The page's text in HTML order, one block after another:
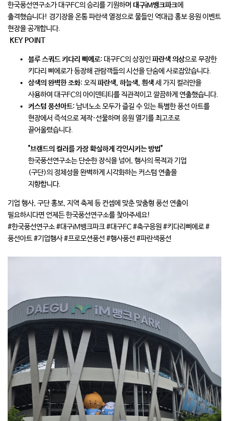
한국풍선연구소가 대구FC의 승리를 기원하며 대구iM뱅크파크에
출격했습니다! 경기장을 온통 파란색 열정으로 물들인 역대급 홍보 응원 이벤트
현장을 공개합니다.
KEY POINT
블루 스쿼드 키다리 삐에로: 대구FC의 상징인 파란색 의상으로 무장한
키다리 삐에로가 등장해 관람객들의 시선을 단숨에 사로잡았습니다.
삼색의 완벽한 조화: 오직 파란색, 하늘색, 흰색세 가지 컬러만을
사용하여 대구FC의 아이덴티티를 직관적이고 깔끔하게 연출했습니다.
커스텀 풍선아트: 남녀노소 모두가 즐길 수 있는 특별한 풍선 아트를
현장에서 즉석으로 제작·선물하며 응원 열기를 최고조로
끌어올렸습니다.
"브랜드의 컬러를 가장 확실하게 각인시키는 방법"
한국풍선연구소는 단순한 장식을 넘어, 행사의 목적과 기업
(구단)의 정체성을 완벽하게 시각화하는 커스텀 연출을
지향합니다.
기업 행사, 구단 홍보, 지역 축제 등 컨셉에 맞춘 맞춤형 풍선 연출이
필요하시다면 언제든 한국풍선연구소를 찾아주세요!
#한국풍선연구소 #대구iM뱅크파크 #대구FC #축구응원 #키다리삐에로 #
풍선아트 #기업행사 #프로모션풍선 #행사풍선 #파란색풍선